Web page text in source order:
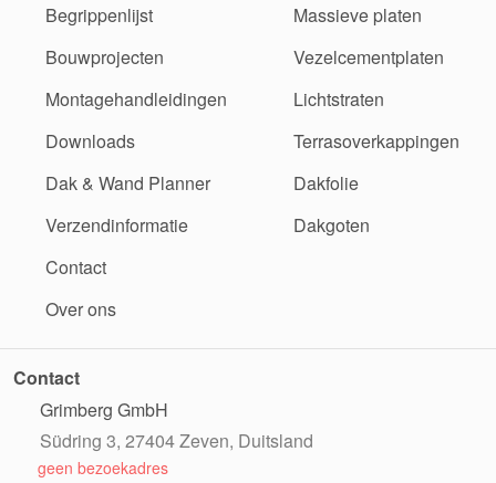
Begrippenlijst
Bouwprojecten
Montagehandleidingen
Downloads
Dak & Wand Planner
Verzendinformatie
Contact
Over ons
Massieve platen
Vezelcementplaten
Lichtstraten
Terrasoverkappingen
Dakfolie
Dakgoten
Contact
Grimberg GmbH
Südring 3, 27404 Zeven, Duitsland
geen bezoekadres